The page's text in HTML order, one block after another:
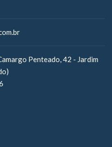
Penteado, 42 - Jardim